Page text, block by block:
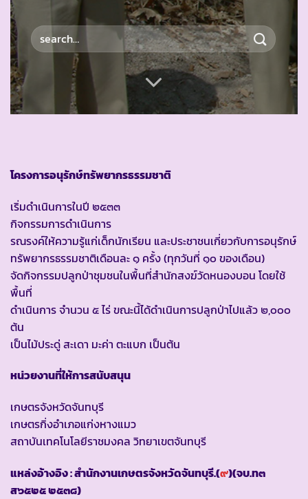
โครงการอนุรักษ์ทรัพยากรธรรมชาติ
เริ่มดำเนินการในปี ๒๕๓๓
กิจกรรมการดำเนินการ
รณรงค์ให้ความรู้แก่เด็กนักเรียน และประชาชนเกี่ยวกับการอนุรักษ์
ทรัพยากรธรรมชาติเดือนละ ๑ ครั้ง (ทุกวันที่ ๑๐ ของเดือน)
จัดกิจกรรมปลูกป่าชุมชนในพื้นที่สำนักสงฆ์วัดหนองบอน โดยใช้
พื้นที่
ดำเนินการ จำนวน ๕ ไร่ ขณะนี้ได้ดำเนินการปลูกป่าไปแล้ว ๒,๐๐๐
ต้น
เป็นไม้ประดู่ สะเดา มะค่า ตะแบก เป็นต้น
หน่วยงานที่ให้การสนับสนุน
เกษตรจังหวัดจันทบุรี
เกษตรกิ่งอำเภอแก่งหางแมว
สถาบันเทคโนโลยีราชมงคล วิทยาเขตจันทบุรี
แหล่งอ้างอิง : สำนักงานเกษตรจังหวัดจันทบุรี.(๙)(จบ.ท๓
ส๖๕๒๕ ๒๕๓๘)